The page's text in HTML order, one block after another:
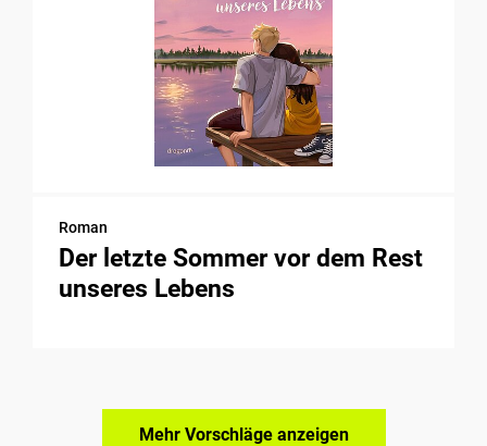
Roman
Der letzte Sommer vor dem Rest
unseres Lebens
Mehr Vorschläge anzeigen